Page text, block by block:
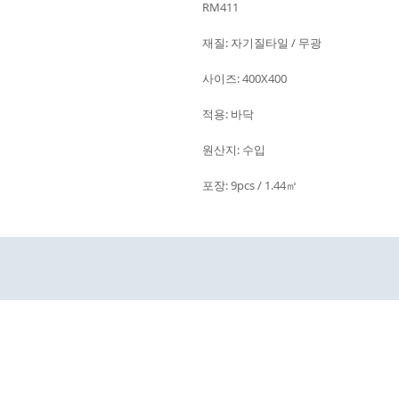
RM411
재질: 자기질타일 / 무광
사이즈: 400X400
적용: 바닥
원산지: 수입
포장: 9pcs / 1.44㎡